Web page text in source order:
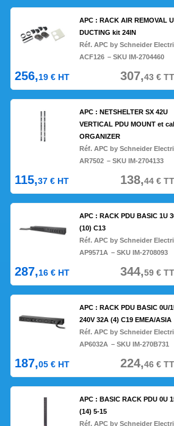
APC : RACK AIR REMOVAL
DUCTING kit 24IN
Réf. APC by Schneider
ACF126 – SKU IM-2704460
256,19 € HT 307,43€
APC : NETSHELTER SX 42U
VERTICAL PDU MOUNT et
ORGANIZER
Réf. APC by Schneider
AR7502 – SKU IM-2704133
115,37 € HT 138,44€
APC : RACK PDU BASIC 1U
(10) C13
Réf. APC by Schneider
AP9571A – SKU IM-2708093
287,16 € HT 344,59€
APC : RACK PDU BASIC 0U/
240V 32A (4) C19 EMEA/ASIA
Réf. APC by Schneider
AP6032A – SKU IM-270B731
187,05 € HT 224,46€
APC : BASIC RACK PDU 0U
(14) 5-15
Réf. APC by Schneider